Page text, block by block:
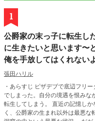
1
公爵家の末っ子に転生し
に生きたいと思います〜
俺を手放してはくれな
張田ハリル
・あらすじ ピザデブで底辺フリ
でしまった。自分の境遇を恨みな
転生してしまう。 直近の記憶し
く、公爵家の生まれ以外は最悪